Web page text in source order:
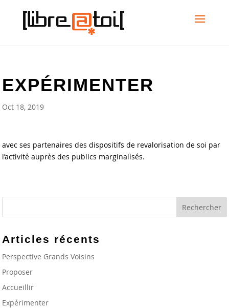
EXPÉRIMENTER
Oct 18, 2019
avec ses partenaires des dispositifs de revalorisation de soi par
l’activité auprès des publics marginalisés.
Articles récents
Perspective Grands Voisins
Proposer
Accueillir
Expérimenter